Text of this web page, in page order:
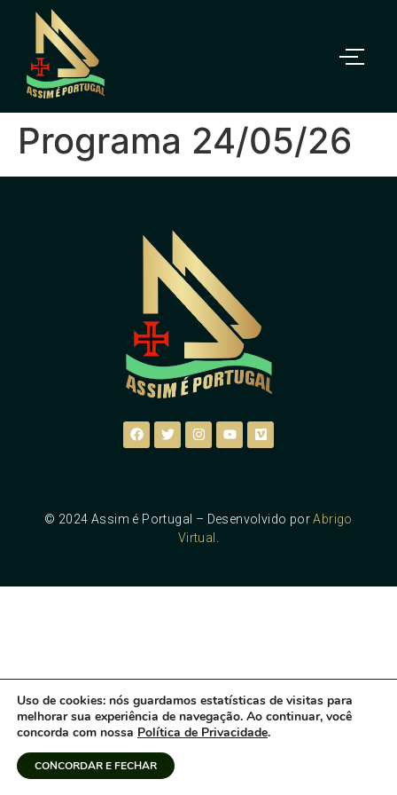
Programa 24/05/26
© 2024 Assim é Portugal – Desenvolvido porAbrigo
Virtual
Uso de cookies: nós guardamos estatísticas de visitas para
melhorar sua experiência de navegação. Ao continuar, você
concorda com nossa Política de Privacidade.
CONCORDAR E FECHAR